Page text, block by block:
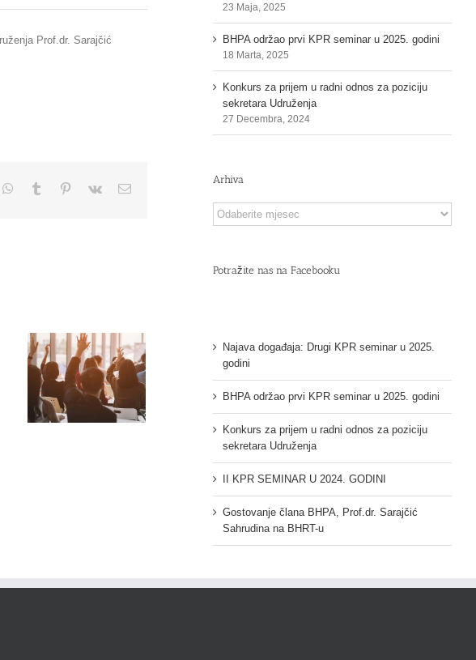
Prof.dr. Sarajčić
WhatsApp
Tumblr Pinterest
Vk Email
23 Maja, 2025
BHPA održao prvi KPR seminar u 2025. godini
18 Marta, 2025
Konkurs za prijem u radni odnos za poziciju
sekretara Udruženja
27 Decembra, 2024
Arhiva
Arhiva
Potražite nas na Facebooku
Najava događaja: Drugi KPR seminar u 2025.
godini
BHPA održao prvi KPR seminar u 2025. godini
Konkurs za prijem u radni odnos za poziciju
sekretara Udruženja
II KPR SEMINAR U 2024. GODINI
Gostovanje člana BHPA, Prof.dr. Sarajčić
Sahrudina na BHRT-u